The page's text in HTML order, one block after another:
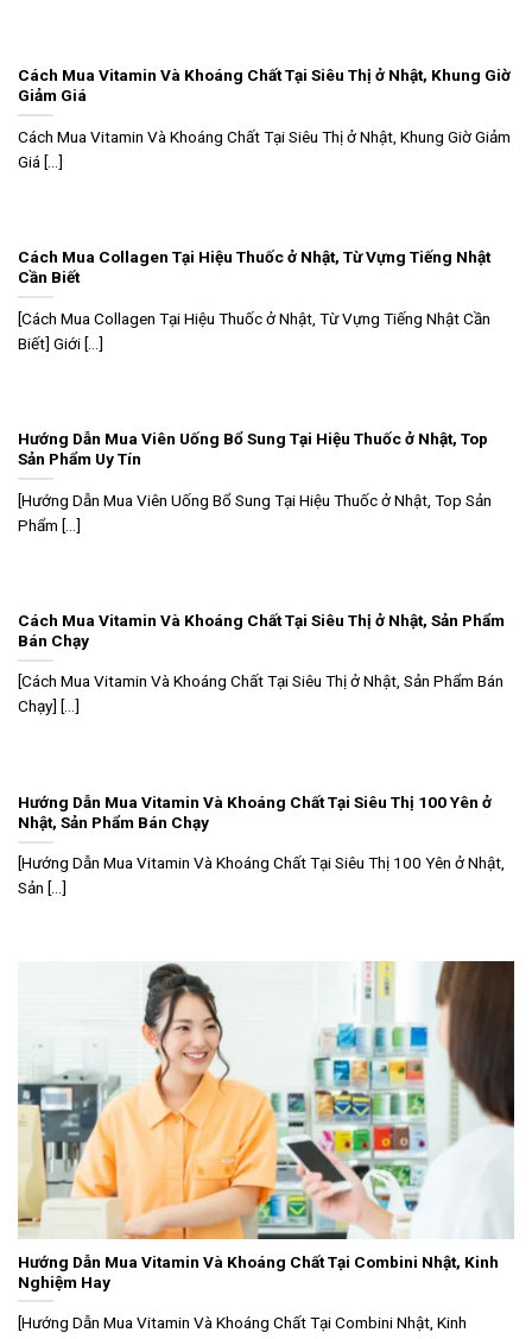
Cách Mua Vitamin Và Khoáng Chất Tại Siêu Thị ở Nhật, Khung Giờ
Giảm Giá
Cách Mua Vitamin Và Khoáng Chất Tại Siêu Thị ở Nhật, Khung Giờ Giảm
Giá [...]
Cách Mua Collagen Tại Hiệu Thuốc ở Nhật, Từ Vựng Tiếng Nhật
Cần Biết
[Cách Mua Collagen Tại Hiệu Thuốc ở Nhật, Từ Vựng Tiếng Nhật Cần
Biết] Giới [...]
Hướng Dẫn Mua Viên Uống Bổ Sung Tại Hiệu Thuốc ở Nhật, Top
Sản Phẩm Uy Tín
[Hướng Dẫn Mua Viên Uống Bổ Sung Tại Hiệu Thuốc ở Nhật, Top Sản
Phẩm [...]
Cách Mua Vitamin Và Khoáng Chất Tại Siêu Thị ở Nhật, Sản Phẩm
Bán Chạy
[Cách Mua Vitamin Và Khoáng Chất Tại Siêu Thị ở Nhật, Sản Phẩm Bán
Chạy] [...]
Hướng Dẫn Mua Vitamin Và Khoáng Chất Tại Siêu Thị 100 Yên ở
Nhật, Sản Phẩm Bán Chạy
[Hướng Dẫn Mua Vitamin Và Khoáng Chất Tại Siêu Thị 100 Yên ở Nhật,
Sản [...]
Hướng Dẫn Mua Vitamin Và Khoáng Chất Tại Combini Nhật, Kinh
Nghiệm Hay
[Hướng Dẫn Mua Vitamin Và Khoáng Chất Tại Combini Nhật, Kinh